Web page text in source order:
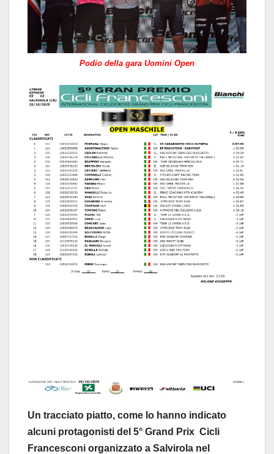
Podio della gara Uomini Open
Un tracciato piatto, come lo hanno indicato
alcuni protagonisti del 5° Grand Prix Cicli
Francesconi organizzato a Salvirola nel